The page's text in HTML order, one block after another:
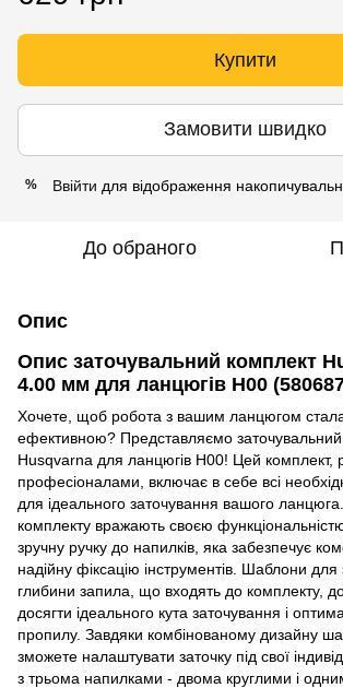
Купити
Замовити швидко
% Ввійти для відображення
До обраного
Опис
Опис заточувальний комплект
4.00 мм для ланцюгів H00
Хочете, щоб робота з вашим ланцюгом
ефективною? Представляємо
Husqvarna для ланцюгів H00! Цей комплект,
професіоналами, включає в себе всі
для ідеального заточування вашого
комплекту вражають своєю
зручну ручку до напилків, яка забезпечує
надійну фіксацію інструментів. Шаблони для
глибини запила, що входять до комплекту,
досягти ідеального кута заточування і
пропилу. Завдяки комбінованому дизайну
зможете налаштувати заточку під свої
з трьома напилками - двома круглими і